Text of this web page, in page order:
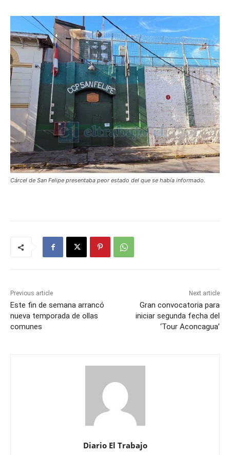
Cárcel de San Felipe presentaba peor estado del que se había informado.
Previous article
Este fin de semana arrancó
nueva temporada de ollas
comunes
Next article
Gran convocatoria para
iniciar segunda fecha del
‘Tour Aconcagua’
Diario El Trabajo